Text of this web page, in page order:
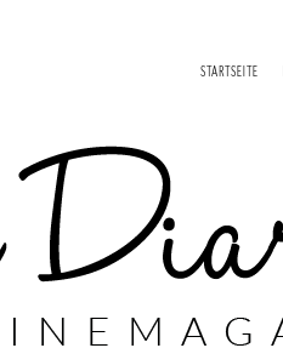
STARTSEITE